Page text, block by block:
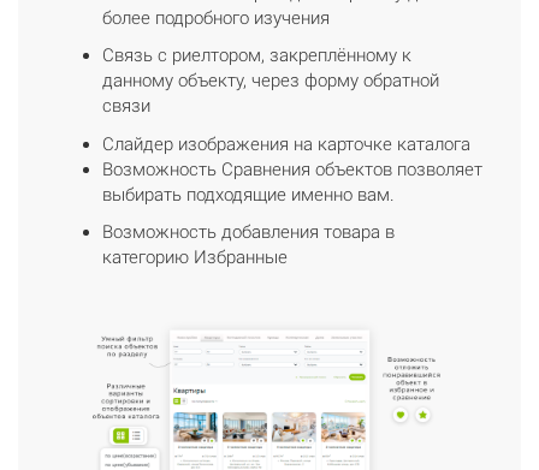
более подробного изучения
Связь с риелтором, закреплённому к
данному объекту, через форму обратной
связи
Слайдер изображения на карточке каталога
Возможность Сравнения объектов позволяет
выбирать подходящие именно вам.
Возможность добавления товара в
категорию Избранные